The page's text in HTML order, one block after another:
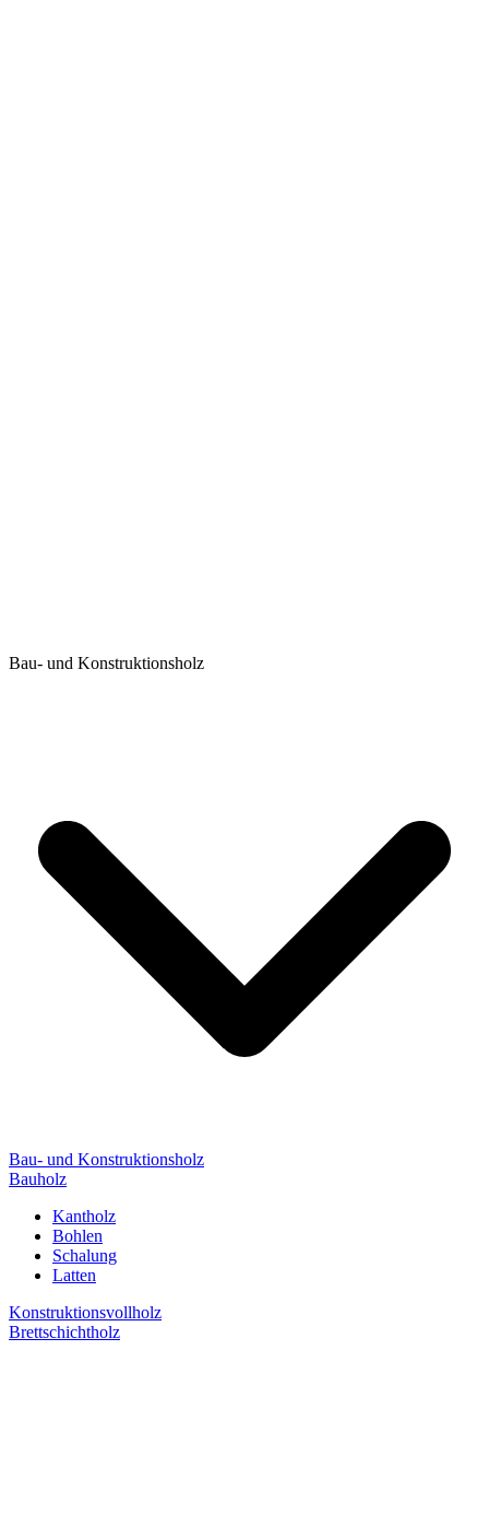
Bau- und Konstruktionsholz
Bau- und Konstruktionsholz
Bauholz
Kantholz
Bohlen
Schalung
Latten
Konstruktionsvollholz
Brettschichtholz